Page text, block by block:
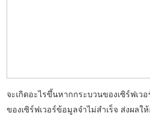
จะเกิดอะไรขึ้นหากกระบวนของเซิร์ฟเ
ของเซิร์ฟเวอร์ข้อมูลจำไม่สำเร็จ ส่งผล